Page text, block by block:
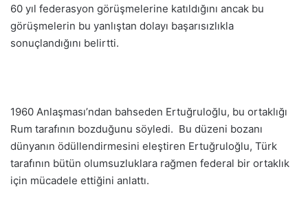
60 yıl federasyon görüşmelerine katıldığını ancak bu
görüşmelerin bu yanlıştan dolayı başarısızlıkla
sonuçlandığını belirtti.
1960 Anlaşması’ndan bahseden Ertuğruloğlu, bu ortaklığı
Rum tarafının bozduğunu söyledi. Bu düzeni bozanı
dünyanın ödüllendirmesini eleştiren Ertuğruloğlu, Türk
tarafının bütün olumsuzluklara rağmen federal bir ortaklık
için mücadele ettiğini anlattı.